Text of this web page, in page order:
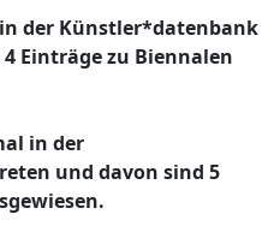
in der Künstler*datenbank
Einträge zu Biennalen
in der
und davon sind 5